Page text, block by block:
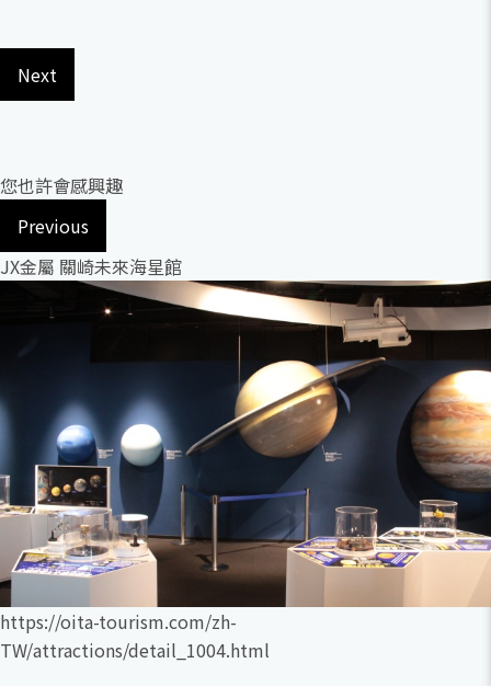
Next
您也許會感興趣
Previous
JX金屬 關崎未來海星館
https://oita-tourism.com/zh-
TW/attractions/detail_1004.html